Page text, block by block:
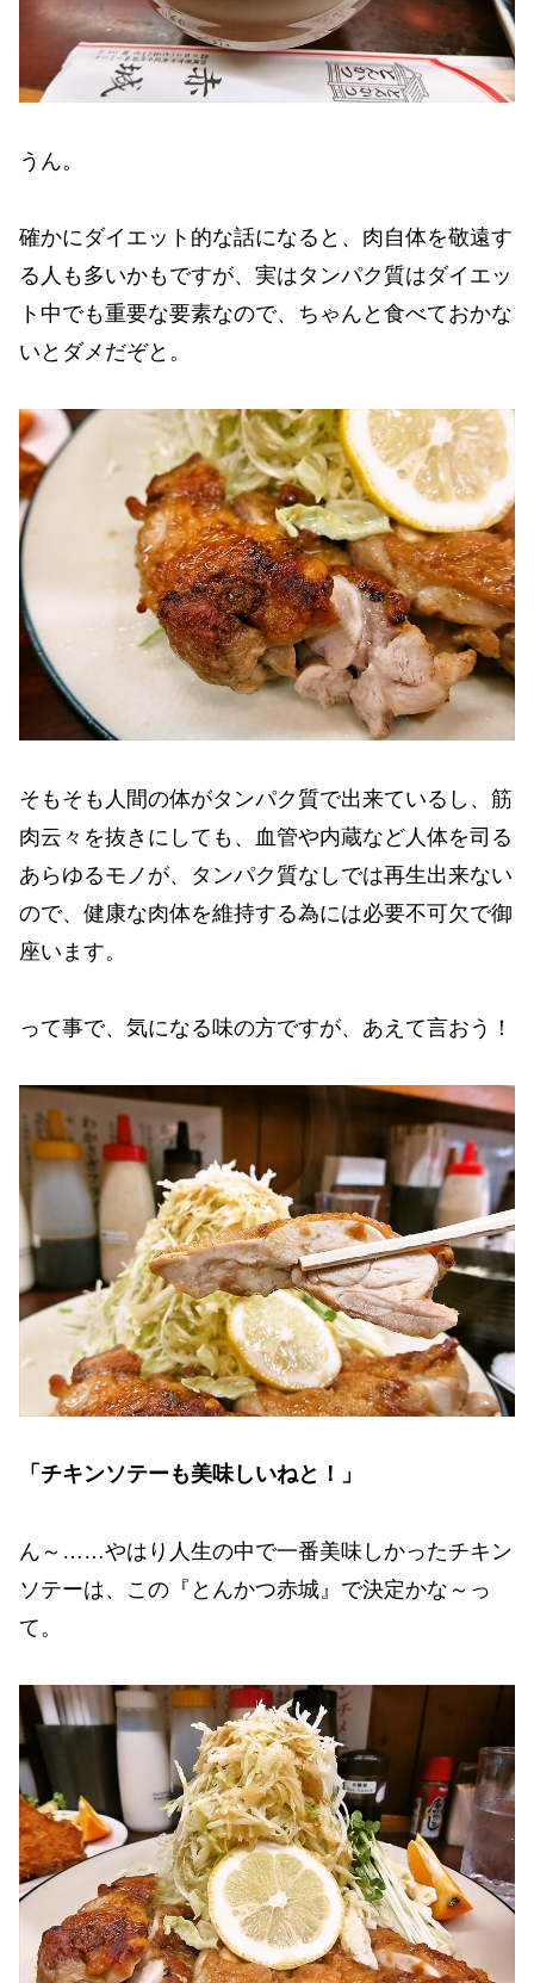
うん。
確かにダイエット的な話になると、肉自体を敬遠す
る人も多いかもですが、実はタンパク質はダイエッ
ト中でも重要な要素なので、ちゃんと食べておかな
いとダメだぞと。
そもそも人間の体がタンパク質で出来ているし、筋
肉云々を抜きにしても、血管や内蔵など人体を司る
あらゆるモノが、タンパク質なしでは再生出来ない
ので、健康な肉体を維持する為には必要不可欠で御
座います。
って事で、気になる味の方ですが、あえて言おう！
「チキンソテーも美味しいねと！」
ん～……やはり人生の中で一番美味しかったチキン
ソテーは、この『とんかつ赤城』で決定かな～っ
て。